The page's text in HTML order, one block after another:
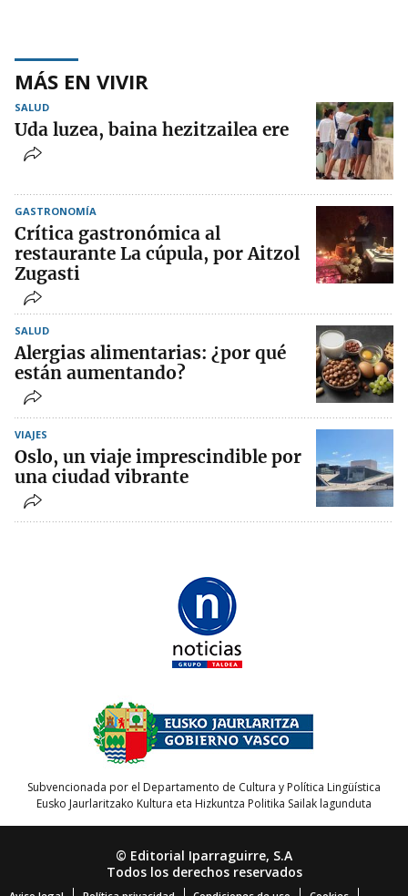
MÁS EN VIVIR
SALUD
Uda luzea, baina hezitzailea ere
GASTRONOMÍA
Crítica gastronómica al
restaurante La cúpula, por Aitzol
Zugasti
SALUD
Alergias alimentarias: ¿por qué
están aumentando?
VIAJES
Oslo, un viaje imprescindible por
una ciudad vibrante
Subvencionada por el Departamento de Cultura y Política Lingüística
Eusko Jaurlaritzako Kultura eta Hizkuntza Politika Sailak lagunduta
© Editorial Iparraguirre, S.A
Todos los derechos reservados